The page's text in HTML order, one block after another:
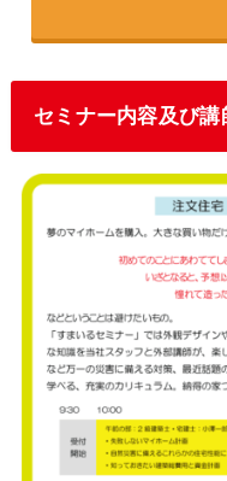
セミナー内容及び講